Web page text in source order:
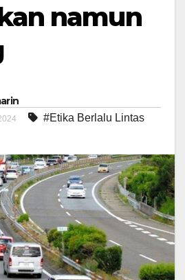
namun
#Etika Berlalu Lintas